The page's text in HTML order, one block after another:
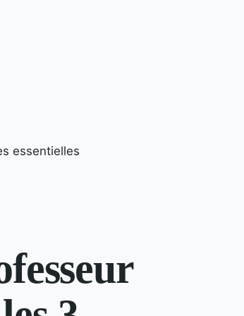
essentielles